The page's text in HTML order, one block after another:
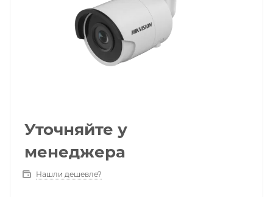
Уточняйте у
менеджера
Нашли дешевле?